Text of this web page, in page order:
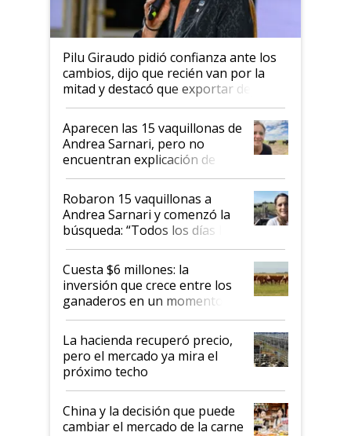
Pilu Giraudo pidió confianza ante los
cambios, dijo que recién van por la
mitad y destacó que exportar dejó de
ser "para unos pocos": "Tenemos un
mandato muy claro del gobierno
nacional"
Aparecen las 15 vaquillonas de
Andrea Sarnari, pero no
encuentran explicación de
cómo llegaron allí
Robaron 15 vaquillonas a
Andrea Sarnari y comenzó la
búsqueda: “Todos los días le
toca a algún productor”
Cuesta $6 millones: la
inversión que crece entre los
ganaderos en un momento
histórico para la actividad
La hacienda recuperó precio,
pero el mercado ya mira el
próximo techo
China y la decisión que puede
cambiar el mercado de la carne